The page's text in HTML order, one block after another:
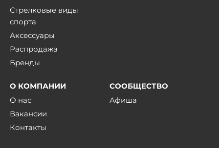
Стрелковые виды
спорта
Аксессуары
Распродажа
Бренды
О КОМПАНИИ
О нас
Вакансии
Контакты
СООБЩЕСТВО
Афиша